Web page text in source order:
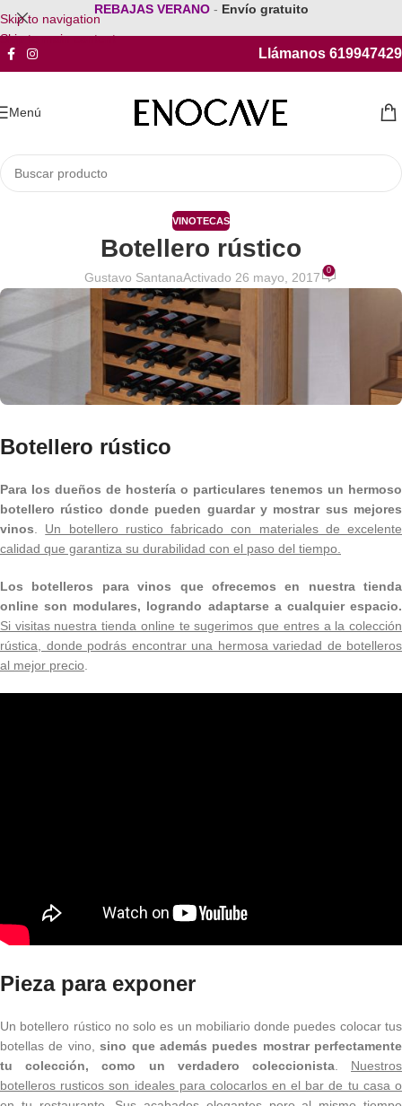
Skip to navigation
Skip to main content
REBAJAS VERANO - Envío gratuito
Llámanos 619947429
Menú
VINOTECAS
Botellero rústico
Gustavo SantanaActivado 26 mayo, 2017 0
Botellero rústico
Para los dueños de hostería o particulares tenemos un hermoso
botellero rústico donde pueden guardar y mostrar sus mejores
vinos
Un botellero rustico fabricado con materiales de excelente
calidad que garantiza su durabilidad con el paso del tiempo.
Los botelleros para vinos que ofrecemos en nuestra tienda
online son modulares, logrando adaptarse a cualquier espacio.
Si visitas nuestra tienda online te sugerimos que entres a la colección
rústica, donde podrás encontrar una hermosa variedad de botelleros
al mejor precio
Pieza para exponer
Un botellero rústico no solo es un mobiliario donde puedes colocar tus
botellas de vino,sino que además puedes mostrar perfectamente
tu colección, como un verdadero coleccionista. Nuestros
botelleros rusticos son ideales para colocarlos en el bar de tu casa o